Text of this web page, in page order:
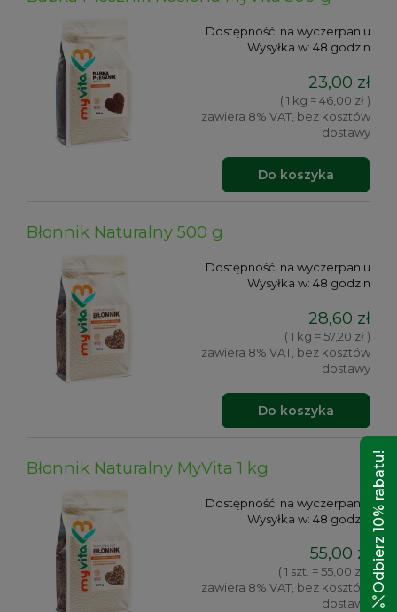
Dostępność: na wyczerpaniu
Wysyłka w: 48 godzin
23,00 zł
( 1 kg = 46,00 zł )
zawiera 8% VAT, bez kosztów
dostawy
Do koszyka
Błonnik Naturalny 500 g
Dostępność: na wyczerpaniu
Wysyłka w: 48 godzin
28,60 zł
( 1 kg = 57,20 zł )
zawiera 8% VAT, bez kosztów
dostawy
Do koszyka
Błonnik Naturalny MyVita 1 kg
Dostępność: na wyczerpaniu
Wysyłka w: 48 godzin
55,00 zł
( 1 szt. = 55,00 zł )
zawiera 8% VAT, bez kosztów
dostawy
Odbierz 10% rabatu!